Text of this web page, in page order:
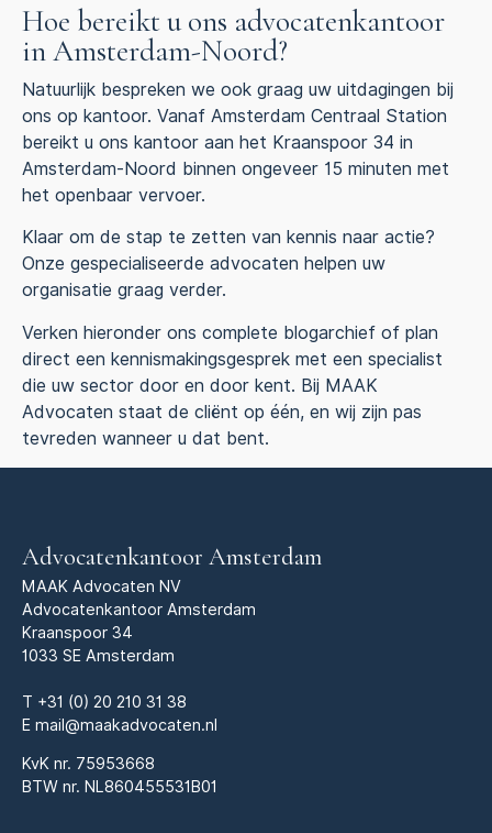
Hoe bereikt u ons advocatenkantoor
in Amsterdam-Noord?
Natuurlijk bespreken we ook graag uw uitdagingen bij
ons op kantoor. Vanaf Amsterdam Centraal Station
bereikt u ons kantoor aan het Kraanspoor 34 in
Amsterdam-Noord binnen ongeveer 15 minuten met
het openbaar vervoer.
Klaar om de stap te zetten van kennis naar actie?
Onze gespecialiseerde advocaten helpen uw
organisatie graag verder.
Verken hieronder ons complete blogarchief of plan
direct een kennismakingsgesprek met een specialist
die uw sector door en door kent. Bij MAAK
Advocaten staat de cliënt op één, en wij zijn pas
tevreden wanneer u dat bent.
Advocatenkantoor Amsterdam
MAAK Advocaten NV
Advocatenkantoor Amsterdam
Kraanspoor 34
1033 SE Amsterdam
T +31 (0) 20 210 31 38
E mail@maakadvocaten.nl
KvK nr. 75953668
BTW nr. NL860455531B01